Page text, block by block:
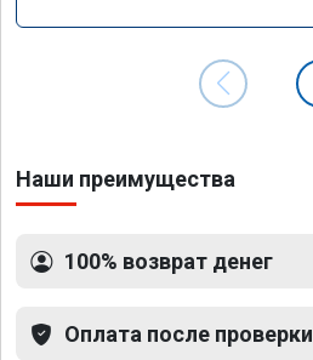
Наши преимущества
100% возврат денег
Оплата после проверки